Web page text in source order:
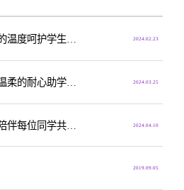
2024.02.23
优秀班主任刘莹：用真诚的温度呵护学生成长
2024.03.25
2024.04.10
2019.09.05